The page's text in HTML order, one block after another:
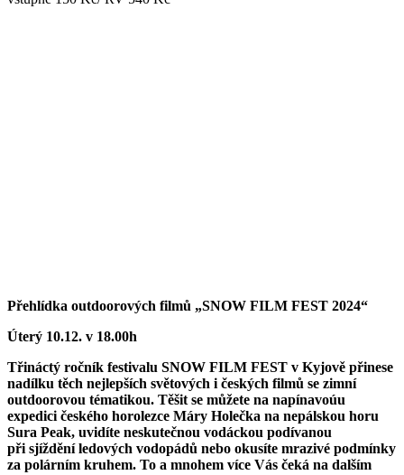
Přehlídka outdoorových filmů „SNOW FILM FEST 2024“
Úterý 10.12. v 18.00h
Třináctý ročník festivalu SNOW FILM FEST v Kyjově přinese
nadílku těch nejlepších světových i českých filmů se zimní
outdoorovou tématikou. Těšit se můžete na napínavoúu
expedici českého horolezce Máry Holečka na nepálskou horu
Sura Peak, uvidíte neskutečnou vodáckou podívanou
při sjíždění ledových vodopádů nebo okusíte mrazivé podmínky
za polárním kruhem. To a mnohem více Vás čeká na dalším